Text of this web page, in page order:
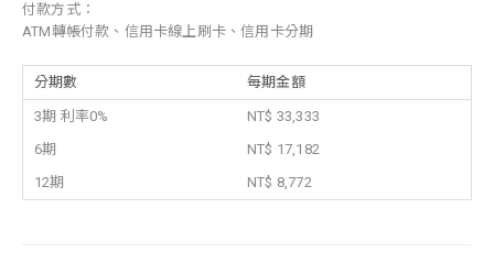
付款方式：
ATM轉帳付款、信用卡線上刷卡、信用卡分期
分期數 每期金額
3期 利率0%
NT$ 33,333
6期
NT$ 17,182
12期
NT$ 8,772